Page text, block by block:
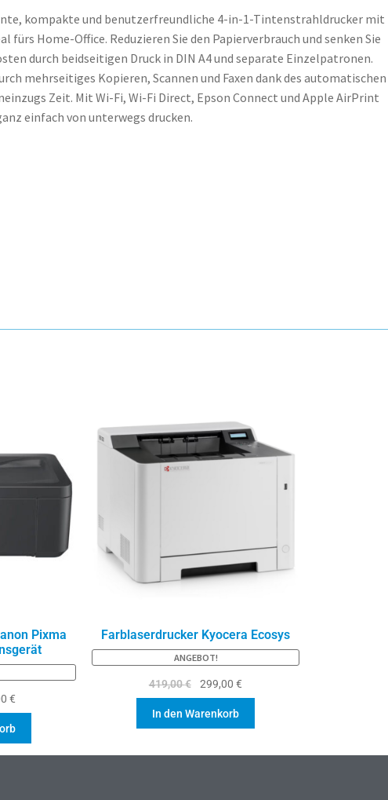
kompakte und benutzerfreundliche 4-in-1-Tintenstrahldrucker mit
fürs Home-Office. Reduzieren Sie den Papierverbrauch und senken Sie
durch beidseitigen Druck in DIN A4 und separate Einzelpatronen.
mehrseitiges Kopieren, Scannen und Faxen dank des automatischen
Zeit. Mit Wi-Fi, Wi-Fi Direct, Epson Connect und Apple AirPrint
einfach von unterwegs drucken.
Pixma
€
Farblaserdrucker Kyocera Ecosys
ANGEBOT!
419,00€ 299,00€
In den Warenkorb